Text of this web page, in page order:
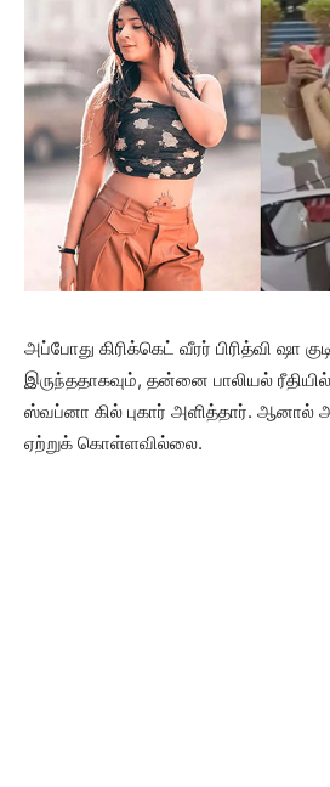
அப்போது கிரிக்கெட் வீரர் பிரித்வி ஷா
இருந்ததாகவும், தன்னை பாலியல் ரீதியில்
ஸ்வப்னா கில் புகார் அளித்தார். ஆனால்
ஏற்றுக் கொள்ளவில்லை.